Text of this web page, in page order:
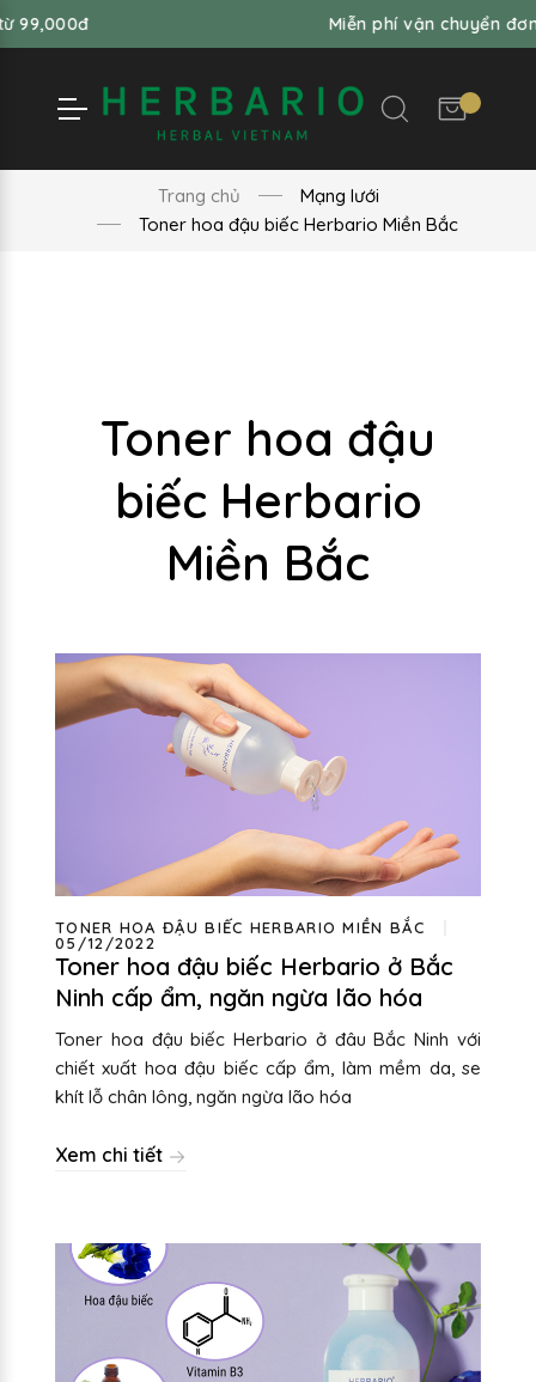
Miễn phí vận chuyển đơn hàng
Trang chủ
Mạng lưới
Toner hoa đậu biếc Herbario Miền Bắc
Toner hoa đậu
biếc Herbario
Miền Bắc
TONER HOA ĐẬU BIẾC HERBARIO MIỀN BẮC
05/12/2022
Toner hoa đậu biếc Herbario ở Bắc
Ninh cấp ẩm, ngăn ngừa lão hóa
Toner hoa đậu biếc Herbario ở đâu Bắc Ninh với
chiết xuất hoa đậu biếc cấp ẩm, làm mềm da, se
khít lỗ chân lông, ngăn ngừa lão hóa
Xem chi tiết